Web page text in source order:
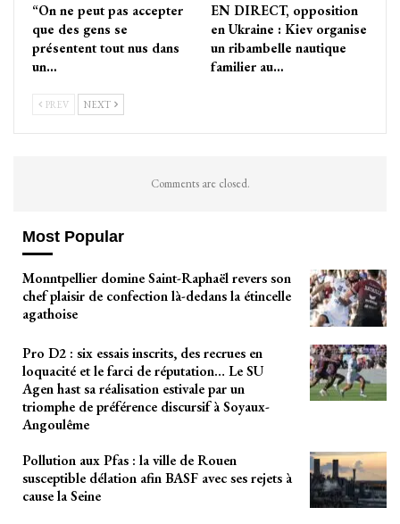
“On ne peut pas accepter
que des gens se
présentent tout nus dans
un…
EN DIRECT, opposition
en Ukraine : Kiev organise
un ribambelle nautique
familier au…
PREV NEXT
Comments are closed.
Most Popular
Monntpellier domine Saint-Raphaël revers son
chef plaisir de confection là-dedans la étincelle
agathoise
Pro D2 : six essais inscrits, des recrues en
loquacité et le farci de réputation… Le SU
Agen hast sa réalisation estivale par un
triomphe de préférence discursif à Soyaux-
Angoulême
Pollution aux Pfas : la ville de Rouen
susceptible délation afin BASF avec ses rejets à
cause la Seine